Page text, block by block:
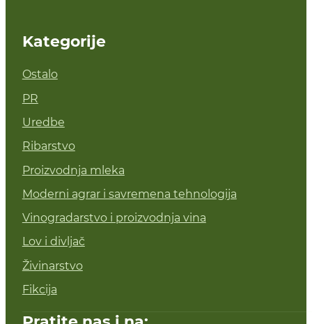
Kategorije
Ostalo
PR
Uredbe
Ribarstvo
Proizvodnja mleka
Moderni agrar i savremena tehnologija
Vinogradarstvo i proizvodnja vina
Lov i divljač
Živinarstvo
Fikcija